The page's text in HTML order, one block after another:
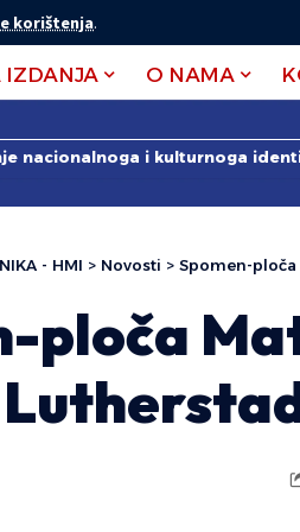
korištenja.
IZDANJA O NAMA
nacionalnoga i kulturnoga
- HMI > Novosti > Spomen-
ploča